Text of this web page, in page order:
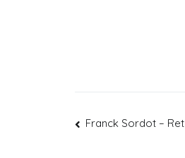
Franck Sordot –